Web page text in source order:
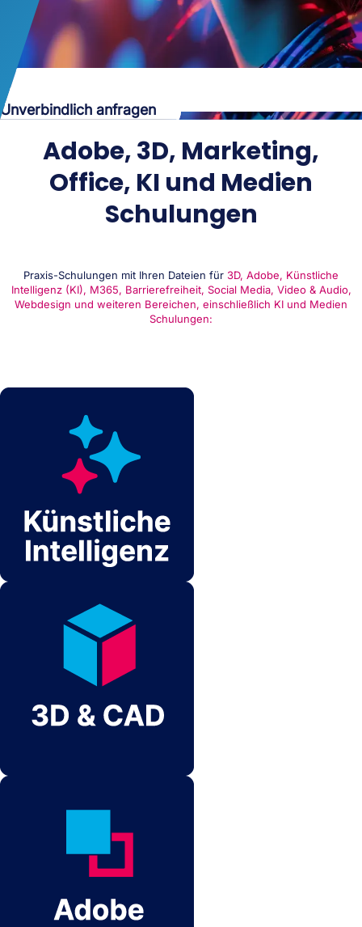
Unverbindlich anfragen
Adobe, 3D, Marketing,
Office, KI und Medien
Schulungen
Praxis-Schulungen mit Ihren Dateien für 3D, Adobe, Künstliche
Intelligenz (KI), M365, Barrierefreiheit, Social Media, Video & Audio,
Webdesign und weiteren Bereichen, einschließlich KI und Medien
Schulungen: